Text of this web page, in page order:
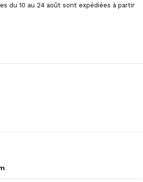
du 10 au 24 août sont expédiées à partir